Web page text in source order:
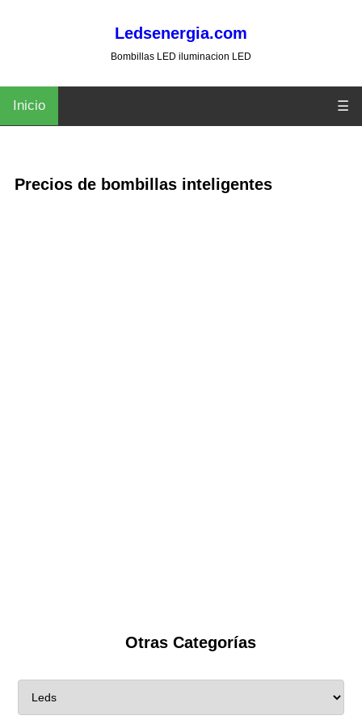
Ledsenergia.com
Bombillas LED iluminacion LED
Inicio ☰
Precios de bombillas inteligentes
Otras Categorías